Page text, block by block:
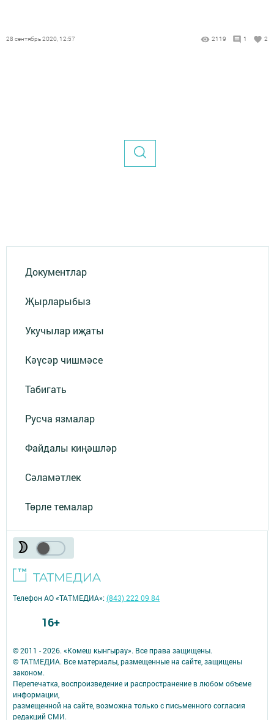
28 сентябрь 2020, 12:57 2119 1 2
Документлар
Җырларыбыз
Укучылар иҗаты
Кәүсәр чишмәсе
Табигать
Русча язмалар
Файдалы киңәшләр
Сәламәтлек
Төрле темалар
© 2011 - 2026. «Комеш кынгырау». Все права защищены.
© ТАТМЕДИА. Все материалы, размещенные на сайте, защищены
законом.
Перепечатка, воспроизведение и распространение в любом объеме
информации,
размещенной на сайте, возможна только с письменного согласия
редакций СМИ.
Телефон АО «ТАТМЕДИА»:(843) 222 09 84
16+